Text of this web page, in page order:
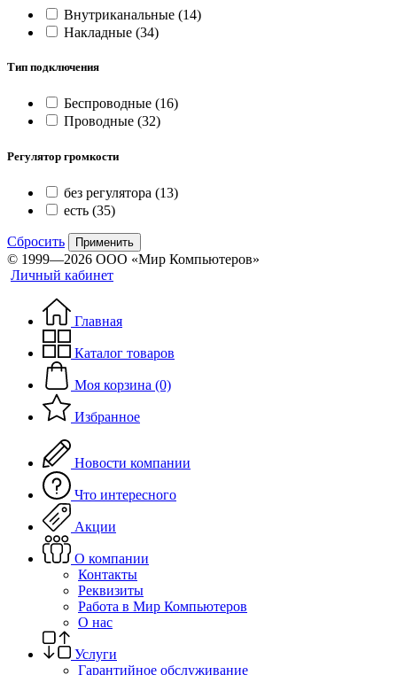
Внутриканальные (14)
Накладные (34)
Тип подключения
Беспроводные (16)
Проводные (32)
Регулятор громкости
без регулятора (13)
есть (35)
Сбросить Применить
© 1999—2026 ООО «Мир Компьютеров»
Личный кабинет
Главная
Каталог товаров
Моя корзина (0)
Избранное
Новости компании
Что интересного
Акции
О компании
Контакты
Реквизиты
Работа в Мир Компьютеров
О нас
Услуги
Гарантийное обслуживание